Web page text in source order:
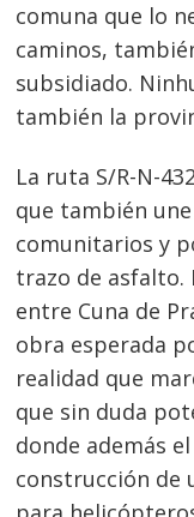
comuna que lo
caminos,
subsidiado.
también la
La ruta S/R-N-
que también
comunitarios y
trazo de asfalto.
entre Cuna de
obra esperada
realidad que
que sin duda
donde además
construcción de